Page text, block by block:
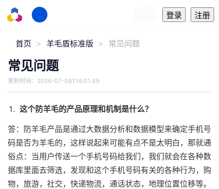
登录 注册
首页 羊毛盾标准版 常见问题
常见问题
更新时间： 2026-07-08T16:01:49
这个防羊毛的产品原理和机制是什么？
答：防羊毛产品是通过大数据分析和数据模型来确定手机号
码是否为羊毛的，这样说起来可能有点不是太明白，那就通
俗点：当用户传送一个手机号码给我们，我们就会在各种数
据库里面去筛选，发现和这个手机号码有关的各种行为，购
物，旅游，社交，快递物流，通话状态，地理位置位移等。